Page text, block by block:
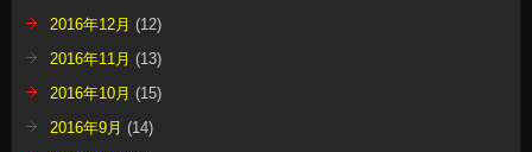
2016年12月 (12)
2016年11月 (13)
2016年10月 (15)
2016年9月 (14)